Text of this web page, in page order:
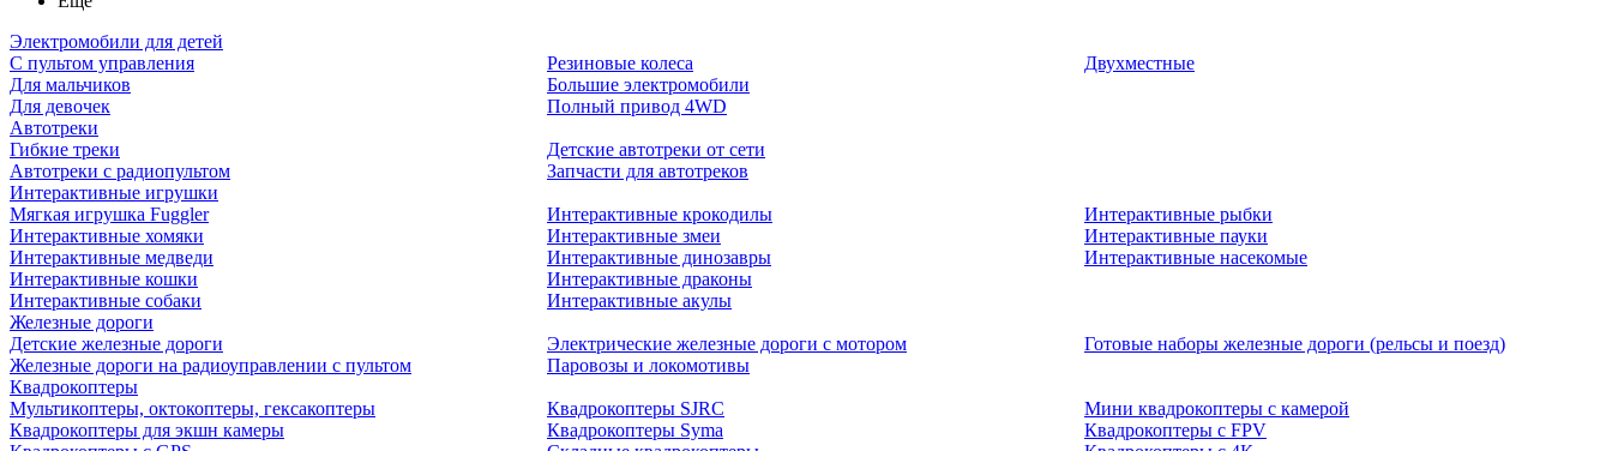
Электромобили для детей
С пультом управления
Для мальчиков
Для девочек
Резиновые колеса
Большие электромобили
Полный привод 4WD
Двухместные
Автотреки
Гибкие треки
Автотреки с радиопультом
Детские автотреки от сети
Запчасти для автотреков
Интерактивные игрушки
Мягкая игрушка Fuggler
Интерактивные хомяки
Интерактивные медведи
Интерактивные кошки
Интерактивные собаки
Интерактивные крокодилы
Интерактивные змеи
Интерактивные динозавры
Интерактивные драконы
Интерактивные акулы
Интерактивные рыбки
Интерактивные пауки
Интерактивные насекомые
Железные дороги
Детские железные дороги
Железные дороги на радиоуправлении с пультом
Электрические железные дороги с мотором
Паровозы и локомотивы
Готовые наборы железные дороги (рельсы и поезд)
Квадрокоптеры
Мультикоптеры, октокоптеры, гексакоптеры
Квадрокоптеры для экшн камеры
Квадрокоптеры SJRC
Квадрокоптеры Syma
Мини квадрокоптеры с камерой
Квадрокоптеры с FPV